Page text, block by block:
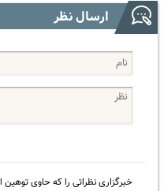
ارسال نظر
خبرگزاری نظراتی را که حاوی